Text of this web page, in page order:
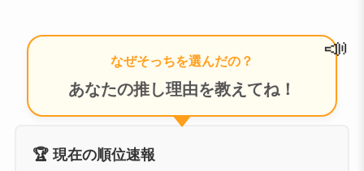
なぜそっちを選んだの？
あなたの推し理由を教えてね！
📣
🏆 現在の順位速報